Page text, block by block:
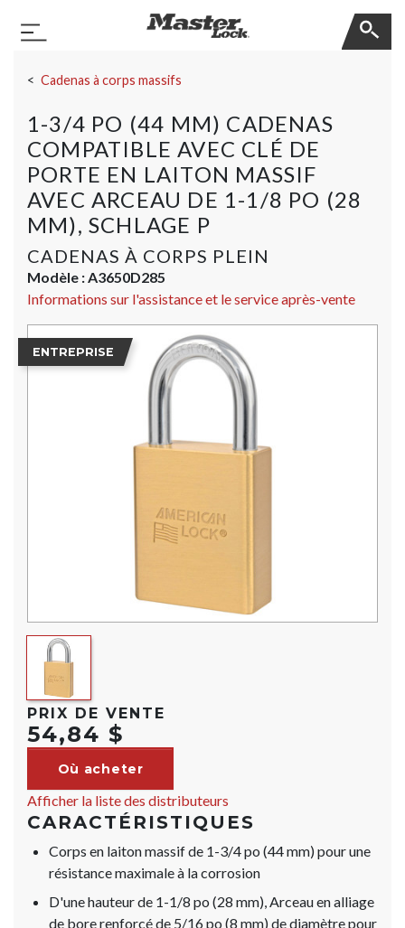
Basculer la navigation
Cadenas à corps massifs
1-3/4 PO (44 MM) CADENAS
COMPATIBLE AVEC CLÉ DE
PORTE EN LAITON MASSIF
AVEC ARCEAU DE 1-1/8 PO (28
MM), SCHLAGE P
CADENAS À CORPS PLEIN
Modèle :A3650D285
Informations sur l'assistance et le service après-vente
ENTREPRISE
PRIX DE VENTE
54,84 $
Où acheter
Afficher la liste des distributeurs
CARACTÉRISTIQUES
Corps en laiton massif de 1-3/4 po (44 mm) pour une
résistance maximale à la corrosion
D'une hauteur de 1-1/8 po (28 mm), Arceau en alliage
de bore renforcé de 5/16 po (8 mm) de diamètre pour